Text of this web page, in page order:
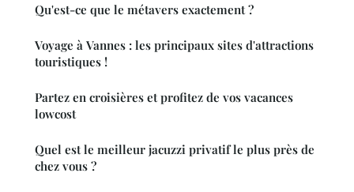
Qu'est-ce que le métavers exactement ?
Voyage à Vannes : les principaux sites d'attractions
touristiques !
Partez en croisières et profitez de vos vacances
lowcost
Quel est le meilleur jacuzzi privatif le plus près de
chez vous ?